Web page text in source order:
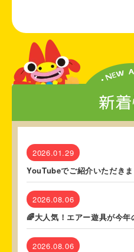
新
2026.01.29
YouTubeでご紹介いただき
2026.08.06
🌈大人気！エアー遊具が今年
2026.08.06